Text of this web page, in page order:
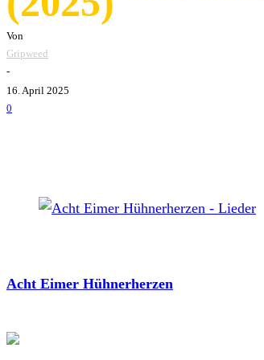
Von
Gripweed
-
16. April 2025
0
Acht Eimer Hühnerherzen